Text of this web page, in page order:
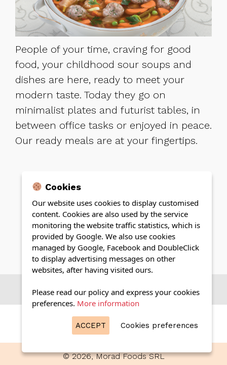
People of your time, craving for good
food, your childhood sour soups and
dishes are here, ready to meet your
modern taste. Today they go on
minimalist plates and futurist tables, in
between office tasks or enjoyed in peace.
Our ready meals are at your fingertips.
Citește mai mult
© 2026, Morad Foods SRL
Cookies
Our website uses cookies to display customised
content. Cookies are also used by the service
monitoring the website traffic statistics, which is
provided by Google. We also use cookies
managed by Google, Facebook and DoubleClick
to display advertising messages on other
websites, after having visited ours.
Please read our policy and express your cookies
preferences. More information
ACCEPT Cookies preferences